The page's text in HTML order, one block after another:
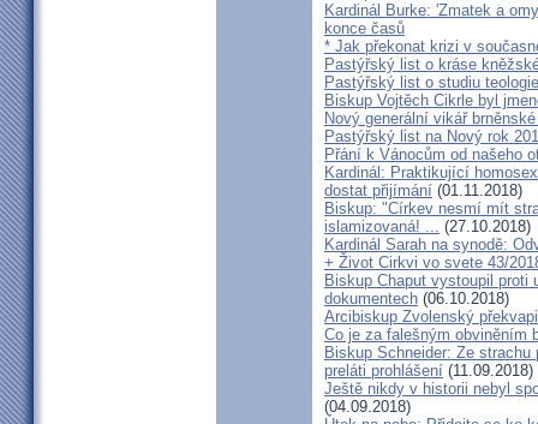
Kardinál Burke: 'Zmatek a
konce časů
* Jak překonat krizi v
Pastýřský list o kráse
Pastýřský list o studiu teologie
Biskup Vojtěch Cikrle byl
Nový generální vikář
Pastýřský list na Nový rok
Přání k Vánocům od našeho
Kardinál: Praktikující
dostat přijímání (01.11.2018)
Biskup: "Církev nesmí mít
islamizovaná! ... (27.10.2018)
Kardinál Sarah na synodě:
+ Život Cirkvi vo svete 43/
Biskup Chaput vystoupil
dokumentech (06.10.2018)
Arcibiskup Zvolenský
Co je za falešným obviněním
Biskup Schneider: Ze
preláti prohlášení (11.09.2018)
Ještě nikdy v historii nebyl
(04.09.2018)